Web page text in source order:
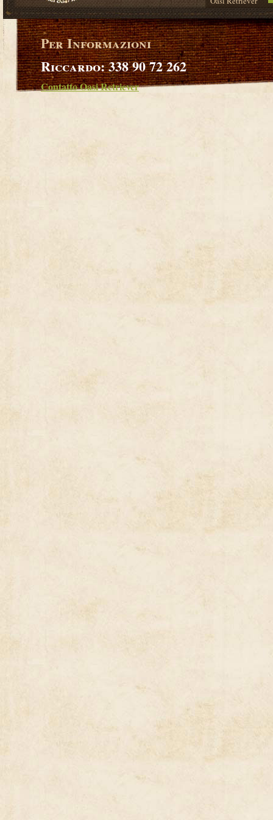
Per Informazioni
Riccardo: 338 90 72 262
Contatto Oasi Retriever